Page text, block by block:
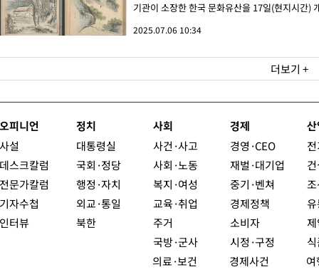
기관이 소장한 한국 문화유산을 17일(현지시간)
2025.07.06 10:34
더보기 +
피니언
설
스크칼럼
문가칼럼
자수첩
터뷰
정치
대통령실
국회·정당
행정·자치
외교·통일
북한
사회
사건·사고
사회·노동
복지·여성
교육·취업
주거
국방·군사
의료·보건
경제
경영·CEO
재벌·대기업
중기·벤쳐
경제정책
소비자
시정·구정
경제사건
산